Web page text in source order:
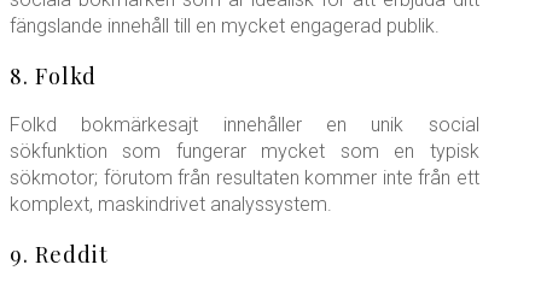
fängslande innehåll till en mycket engagerad publik.
8. Folkd
Folkd bokmärkesajt innehåller en unik social
sökfunktion som fungerar mycket som en typisk
sökmotor; förutom från resultaten kommer inte från ett
komplext, maskindrivet analyssystem.
9. Reddit